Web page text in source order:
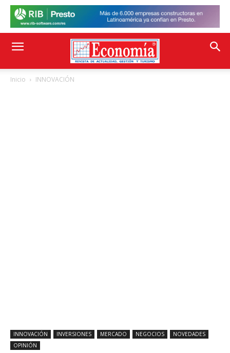
Inicio INNOVACIÓN
INNOVACIÓN INVERSIONES MERCADO NEGOCIOS
NOVEDADES
OPINIÓN